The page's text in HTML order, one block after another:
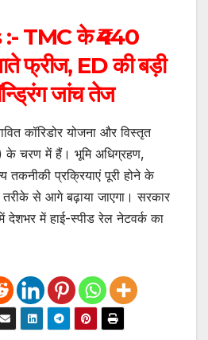
TMC के ₹440
फ्रीज, ED की बड़ी
जांच तेज
कॉरिडोर योजना और विस्तृत
के चरण में हैं। भूमि अधिग्रहण,
तकनीकी प्रक्रियाएं पूरी होने के
तरीके से आगे बढ़ाया जाएगा। सरकार
देशभर में हाई-स्पीड रेल नेटवर्क का